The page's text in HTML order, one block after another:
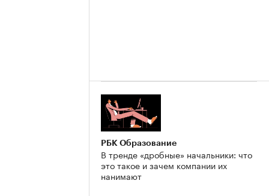
РБК Образование
В тренде «дробные» начальники: что
это такое и зачем компании их
нанимают